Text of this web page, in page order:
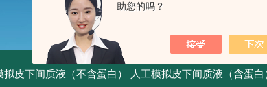
助您的吗？
拟皮下间质液（不含蛋白） 人工模拟皮下间质液（含蛋白